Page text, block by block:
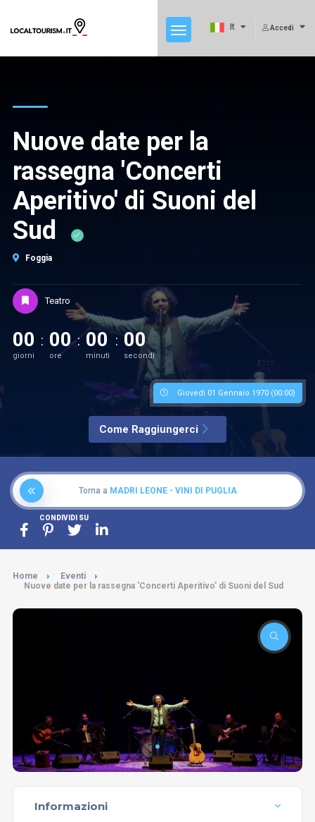
Accedi
It
Nuove date per la
rassegna 'Concerti
Aperitivo' di Suoni del
Sud
Foggia
Teatro
00
giorni
00
ore
00
minuti
00
secondi
Giovedì 01 Gennaio 1970 (00:00)
Come Raggiungerci
Torna a MADRI LEONE - VINI DI PUGLIA
CONDIVIDI SU
Home
Eventi
Nuove date per la rassegna 'Concerti Aperitivo' di Suoni del Sud
Informazioni